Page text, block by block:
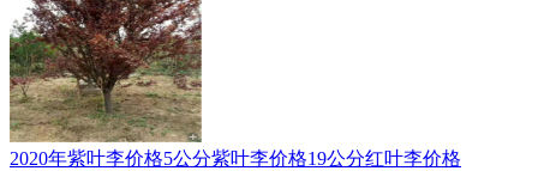
2020年紫叶李价格5公分紫叶李价格19公分红叶李价格